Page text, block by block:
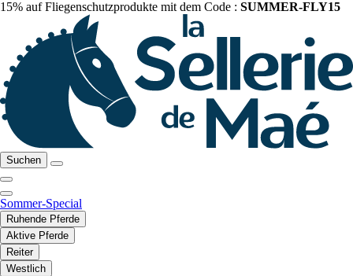
15% auf Fliegenschutzprodukte mit dem Code : SUMMER-FLY15
Suchen
Sommer-Special
Ruhende Pferde
Aktive Pferde
Reiter
Westlich